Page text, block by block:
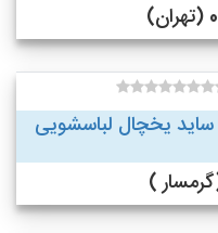
یخچال لباسشویی